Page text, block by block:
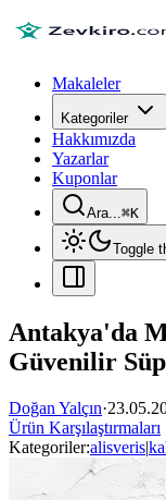
Makaleler
Kategoriler
Hakkımızda
Yazarlar
Kuponlar
Ara...⌘K
Toggle
Antakya'da
Güvenilir
Doğan Yalçın·
Ürün Karşılaştırmaları
Kategoriler:alisveris|